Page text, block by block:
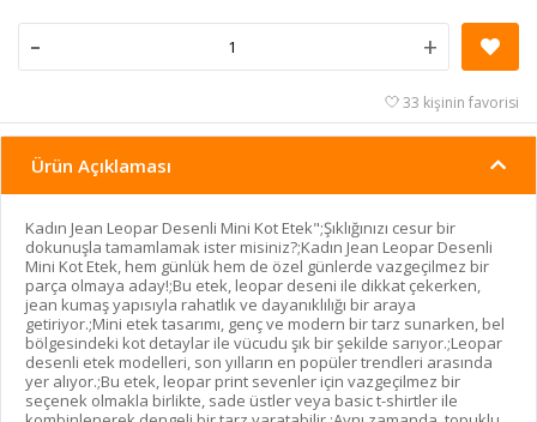
- +
33 kişinin favorisi
Ürün Açıklaması
Kadın Jean Leopar Desenli Mini Kot Etek";Şıklığınızı cesur bir
dokunuşla tamamlamak ister misiniz?;Kadın Jean Leopar Desenli
Mini Kot Etek, hem günlük hem de özel günlerde vazgeçilmez bir
parça olmaya aday!;Bu etek, leopar deseni ile dikkat çekerken,
jean kumaş yapısıyla rahatlık ve dayanıklılığı bir araya
getiriyor.;Mini etek tasarımı, genç ve modern bir tarz sunarken, bel
bölgesindeki kot detaylar ile vücudu şık bir şekilde sarıyor.;Leopar
desenli etek modelleri, son yılların en popüler trendleri arasında
yer alıyor.;Bu etek, leopar print sevenler için vazgeçilmez bir
seçenek olmakla birlikte, sade üstler veya basic t-shirtler ile